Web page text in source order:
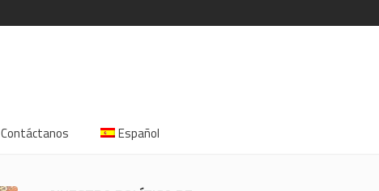
Contáctanos Español